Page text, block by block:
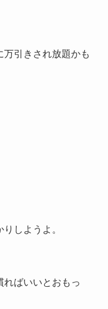
万引きされ放題かも
しようよ。
ればいいとおもっ